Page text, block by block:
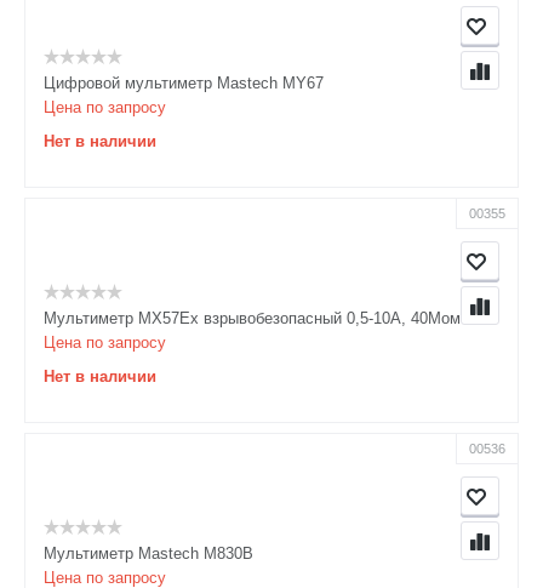
Цифровой мультиметр Mastech MY67
Цена по запросу
Нет в наличии
00355
Мультиметр MX57Ex взрывобезопасный 0,5-10А, 40Мом
Цена по запросу
Нет в наличии
00536
Мультиметр Mastech М830В
Цена по запросу